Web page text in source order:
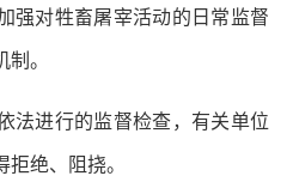
强对牲畜屠宰活动的日常监督
。
进行的监督检查，有关单位
绝、阻挠。